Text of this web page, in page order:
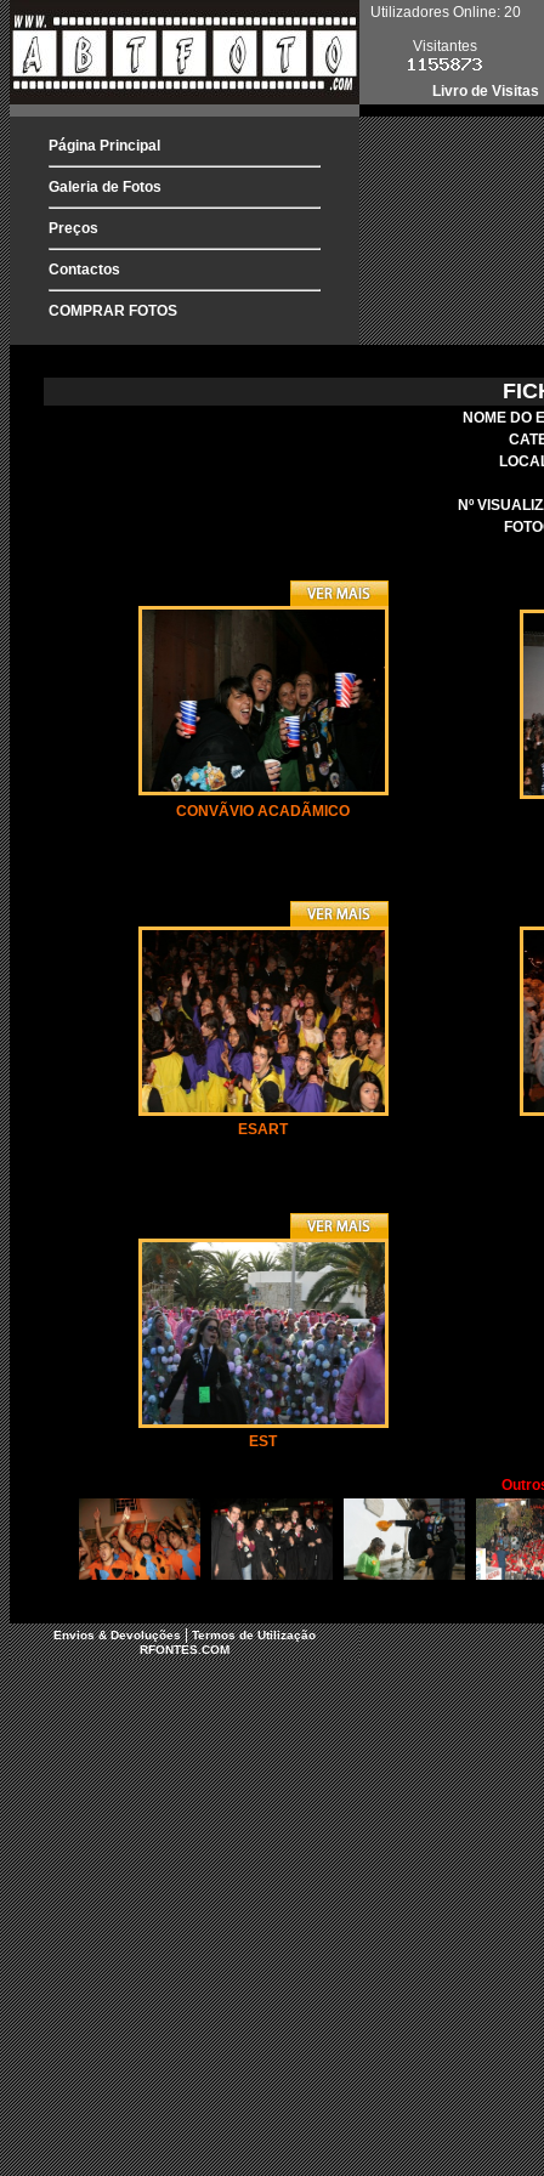
Utilizadores Online: 20
Visitantes
Livro de Visitas
Página Principal
Galeria de Fotos
Preços
Contactos
COMPRAR FOTOS
NOME DO
Nº
CONVÃVIO ACADÃMICO
ESART
EST
Envios & Devoluções|Termos de Utilização
RFONTES.COM